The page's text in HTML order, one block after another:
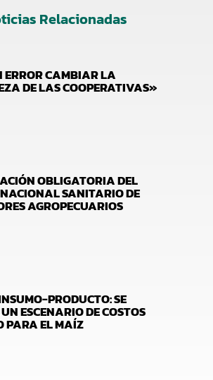
Relacionadas
ERROR CAMBIAR LA
DE LAS COOPERATIVAS»
OBLIGATORIA DEL
SANITARIO DE
AGROPECUARIOS
PRODUCTO: SE
ESCENARIO DE COSTOS
PARA EL MAÍZ